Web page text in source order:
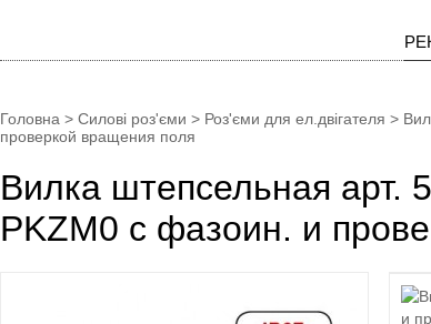
Головна > Силові роз'єми > Роз'єми для ел.двігателя >
проверкой вращения поля
Вилка штепсельная арт.
PKZM0 с фазоин. и